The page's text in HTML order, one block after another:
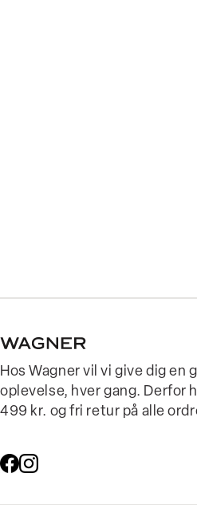
Hos Wagner vil vi give dig en
oplevelse, hver gang. Derfor
499 kr. og fri retur på alle